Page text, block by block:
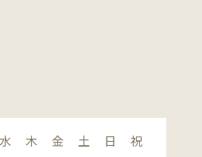
水 木 金 土 日 祝